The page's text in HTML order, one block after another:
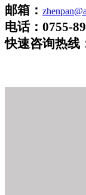
邮箱：
电话： 0755-
快速咨询热线